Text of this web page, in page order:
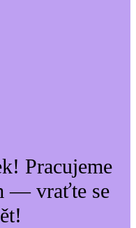
Pracujeme
— vraťte se